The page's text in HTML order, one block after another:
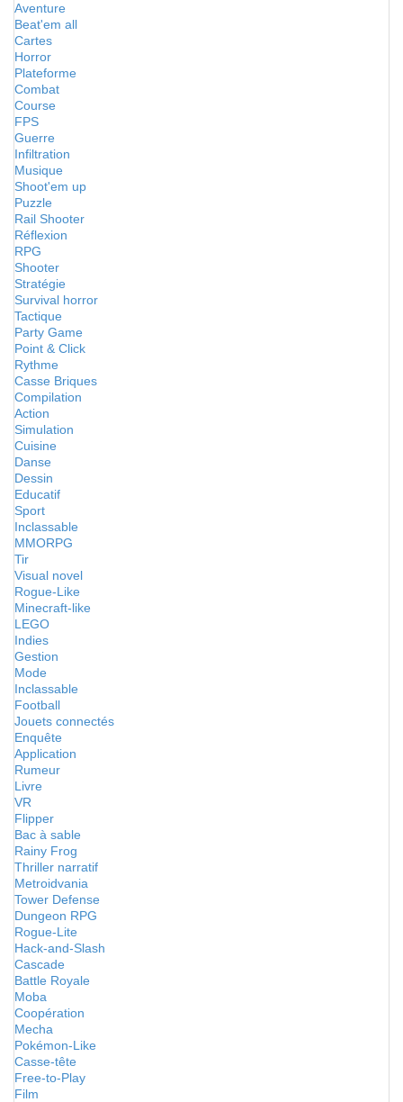
Aventure
Beat'em all
Cartes
Horror
Plateforme
Combat
Course
FPS
Guerre
Infiltration
Musique
Shoot'em up
Puzzle
Rail Shooter
Réflexion
RPG
Shooter
Stratégie
Survival horror
Tactique
Party Game
Point & Click
Rythme
Casse Briques
Compilation
Action
Simulation
Cuisine
Danse
Dessin
Educatif
Sport
Inclassable
MMORPG
Tir
Visual novel
Rogue-Like
Minecraft-like
LEGO
Indies
Gestion
Mode
Inclassable
Football
Jouets connectés
Enquête
Application
Rumeur
Livre
VR
Flipper
Bac à sable
Rainy Frog
Thriller narratif
Metroidvania
Tower Defense
Dungeon RPG
Rogue-Lite
Hack-and-Slash
Cascade
Battle Royale
Moba
Coopération
Mecha
Pokémon-Like
Casse-tête
Free-to-Play
Film